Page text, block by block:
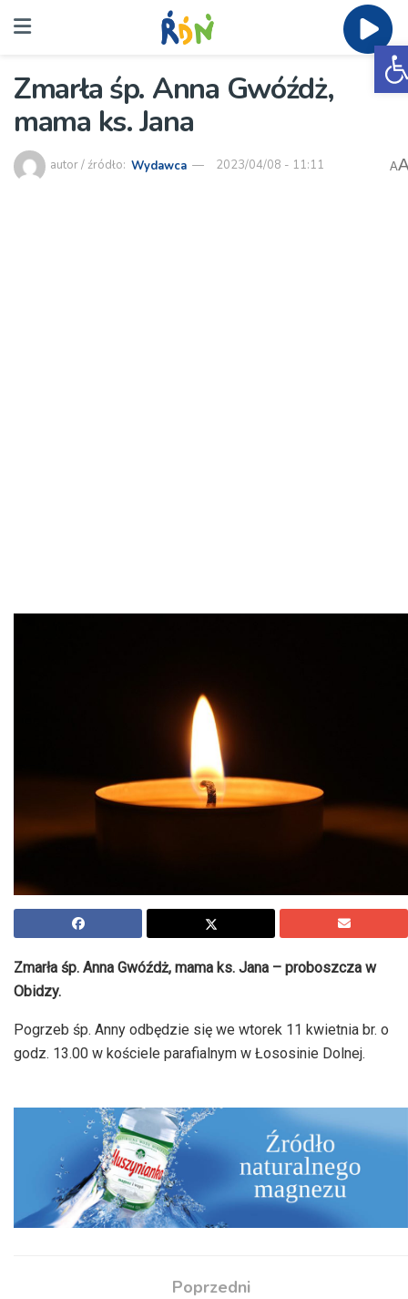
Zmarła śp. Anna Gwóźdż,
mama ks. Jana
autor / źródło: Wydawca 2023/04/08 - 11:11 A
Zmarła śp. Anna Gwóźdż, mama ks. Jana – proboszcza w
Obidzy.
Pogrzeb śp. Anny odbędzie się we wtorek 11 kwietnia br. o
godz. 13.00 w kościele parafialnym w Łososinie Dolnej.
Poprzedni